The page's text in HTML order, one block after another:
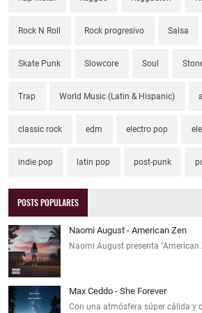
Rock N Roll Rock progresivo Salsa
Skate Punk Slowcore Soul
Trap World Music (Latin & Hispanic)
classic rock edm electro pop
indie pop latin pop post-punk
POSTS POPULARES
Naomi August - American Zen
Naomi August presenta "American
Max Ceddo - She Forever
Con una atmósfera súper cálida y